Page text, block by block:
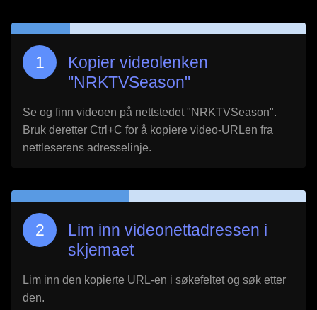
Kopier videolenken
"NRKTVSeason"
Se og finn videoen på nettstedet "NRKTVSeason".
Bruk deretter Ctrl+C for å kopiere video-URLen fra
nettleserens adresselinje.
Lim inn videonettadressen i
skjemaet
Lim inn den kopierte URL-en i søkefeltet og søk etter
den.